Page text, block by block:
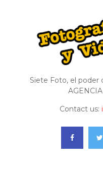
Siete Foto, el poder
Contact us: